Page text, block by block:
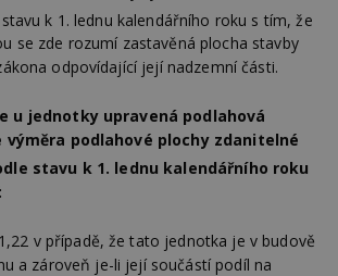
k 1. lednu kalendářního roku s tím, že
se zde rozumí zastavěná plocha stavby
odpovídající její nadzemní části.
u jednotky upravená podlahová
podlahové plochy zdanitelné
stavu k 1. lednu kalendářního roku
v případě, že tato jednotka je v budově
a zároveň je-li její součástí podíl na